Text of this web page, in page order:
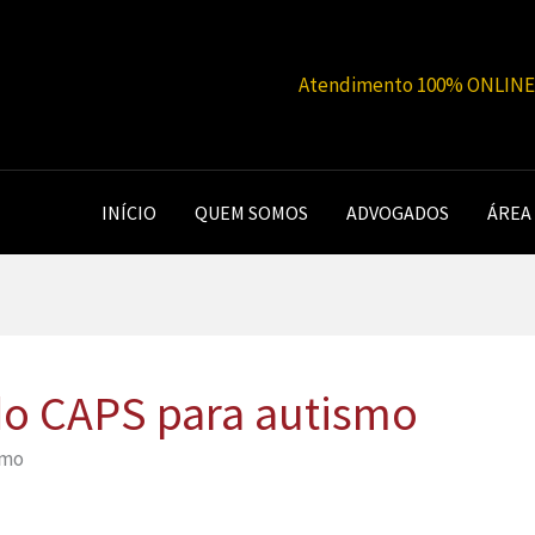
Atendimento 100%
INÍCIO QUEM SOMOS ADVOGADOS
CAPS para autismo